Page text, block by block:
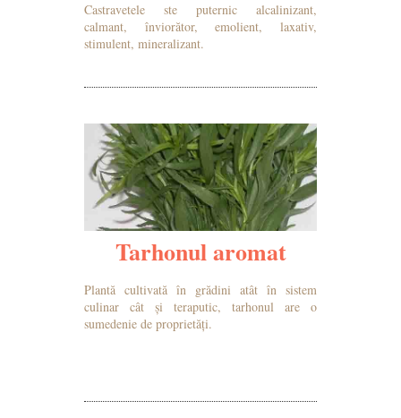
Castravetele ste puternic alcalinizant,
calmant, înviorător, emolient, laxativ,
stimulent, mineralizant.
Tarhonul aromat
Plantă cultivată în grădini atât în sistem
culinar cât și teraputic, tarhonul are o
sumedenie de proprietăți.